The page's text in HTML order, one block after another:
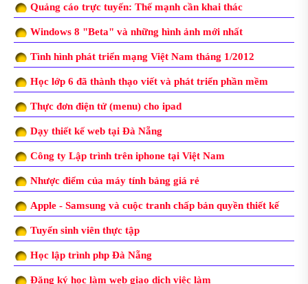
Quảng cáo trực tuyến: Thế mạnh cần khai thác
Windows 8 "Beta" và những hình ảnh mới nhất
Tình hình phát triển mạng Việt Nam tháng 1/2012
Học lớp 6 đã thành thạo viết và phát triển phần mềm
Thực đơn điện tử (menu) cho ipad
Dạy thiết kế web tại Đà Nẵng
Công ty Lập trình trên iphone tại Việt Nam
Nhược điểm của máy tính bảng giá rẻ
Apple - Samsung và cuộc tranh chấp bản quyền thiết kế
Tuyển sinh viên thực tập
Học lập trình php Đà Nẵng
Đăng ký học làm web giao dịch việc làm